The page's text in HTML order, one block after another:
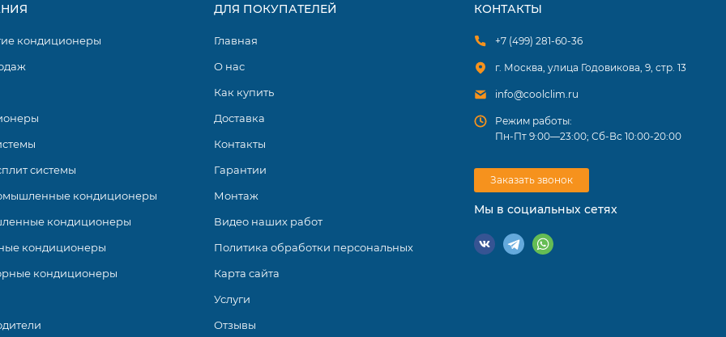
настенных кондиционеров с инверторным управлением мощностью.
характеристиками. Кондиционеры оснащены
компрессорами GMCC. Они поддерживают такие функции, как
кондиционеры
системы
кондиционеры
кондиционеры
кондиционеры
кондиционеры
ДЛЯ ПОКУПАТЕЛЕЙ
Главная
О нас
Как купить
Доставка
Контакты
Гарантии
Монтаж
Видео наших работ
Политика обработки персональных
Карта сайта
Услуги
Отзывы
КОНТАКТЫ
+7 (499) 281-60-36
г. Москва, улица Годовикова, 9, стр. 13
info@coolclim.ru
Режим работы:
Пн-Пт 9:00—23:00; Сб-Вс 10:00-20:00
Заказать звонок
Мы в социальных сетях